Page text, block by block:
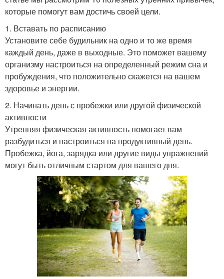
которые помогут вам достичь своей цели.
1. Вставать по расписанию
Установите себе будильник на одно и то же время
каждый день, даже в выходные. Это поможет вашему
организму настроиться на определенный режим сна и
пробуждения, что положительно скажется на вашем
здоровье и энергии.
2. Начинать день с пробежки или другой физической
активности
Утренняя физическая активность помогает вам
разбудиться и настроиться на продуктивный день.
Пробежка, йога, зарядка или другие виды упражнений
могут быть отличным стартом для вашего дня.